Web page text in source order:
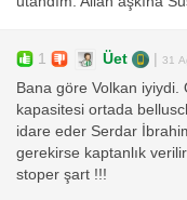
1 Üet | 31
Bana göre Volkan
kapasitesi ortada
idare eder Serdar
gerekirse kaptanlık
stoper şart !!!